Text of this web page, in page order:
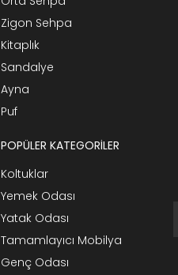
Zigon Sehpa
Kitaplık
Sandalye
Ayna
Puf
POPÜLER KATEGORİLER
Koltuklar
Yemek Odası
Yatak Odası
Tamamlayıcı Mobilya
Genç Odası